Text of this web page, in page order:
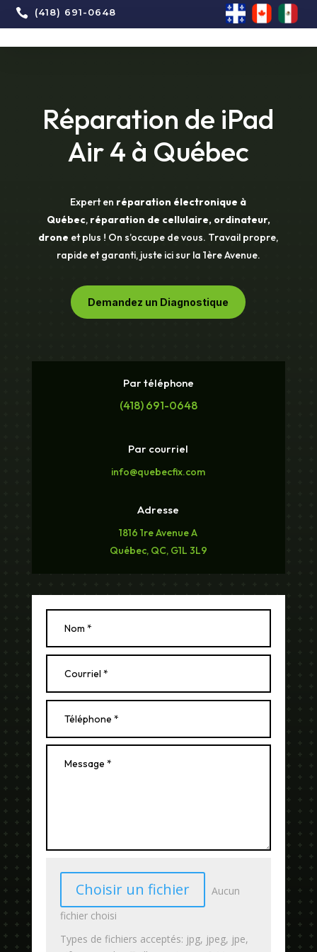
 (418) 691-0648
Réparation de iPad
Air 4 à Québec
Expert en réparation électronique à
Québec, réparation de cellulaire, ordinateur,
drone et plus ! On s’occupe de vous. Travail propre,
rapide et garanti, juste ici sur la 1ère Avenue.
Demandez un Diagnostique
Par téléphone
(418) 691-0648
Par courriel
info@quebecfix.com
Adresse
1816 1re Avenue A
Québec, QC, G1L 3L9
Choisir un fichier
Aucun
fichier choisi
Types de fichiers acceptés: jpg, jpeg, jpe,